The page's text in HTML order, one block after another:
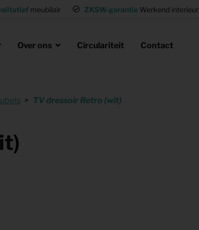
meubilair ZKSW-garantie Werkend interieur
Over ons Circulariteit Contact
huren
of wisselwoning
missie
TV dressoir Retro (wit)